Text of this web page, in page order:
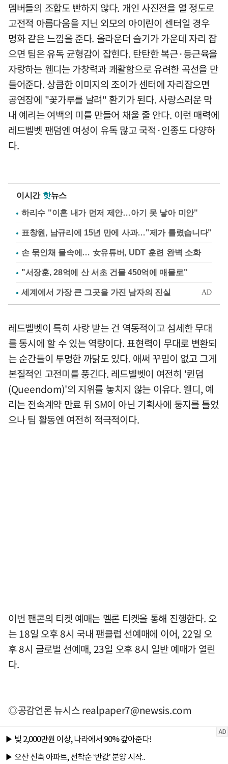
멤버들의 조합도 빤하지 않다. 개인 사진전을 열 정도로
고전적 아름다움을 지닌 외모의 아이린이 센터일 경우
명화 같은 느낌을 준다. 올라운더 슬기가 가운데 자리 잡
으면 팀은 유독 균형감이 잡힌다. 탄탄한 복근·등근육을
자랑하는 웬디는 가창력과 쾌활함으로 유려한 곡선을 만
들어준다. 상큼한 이미지의 조이가 센터에 자리잡으면
공연장에 "꽃가루를 날려" 환기가 된다. 사랑스러운 막
내 예리는 여백의 미를 만들어 채울 줄 안다. 이런 매력에
레드벨벳 팬덤엔 여성이 유독 많고 국적·인종도 다양하
다.
이시간 핫뉴스
하리수 "이혼 내가 먼저 제안…아기 못 낳아 미안"
표창원, 남규리에 15년 만에 사과…"제가 틀렸습니다"
손 묶인채 물속에… 女유튜버, UDT 훈련 완벽 소화
"서장훈, 28억에 산 서초 건물 450억에 매물로"
레드벨벳이 특히 사랑 받는 건 역동적이고 섬세한 무대
를 동시에 할 수 있는 역량이다. 표현력이 무대로 변환되
는 순간들이 투명한 까닭도 있다. 애써 꾸밈이 없고 그게
본질적인 고전미를 풍긴다. 레드벨벳이 여전히 '퀸덤
(Queendom)'의 지위를 놓치지 않는 이유다. 웬디, 예
리는 전속계약 만료 뒤 SM이 아닌 기획사에 둥지를 틀었
으나 팀 활동엔 여전히 적극적이다.
이번 팬콘의 티켓 예매는 멜론 티켓을 통해 진행한다. 오
는 18일 오후 8시 국내 팬클럽 선예매에 이어, 22일 오
후 8시 글로벌 선예매, 23일 오후 8시 일반 예매가 열린
다.
◎공감언론 뉴시스realpaper7@newsis.com